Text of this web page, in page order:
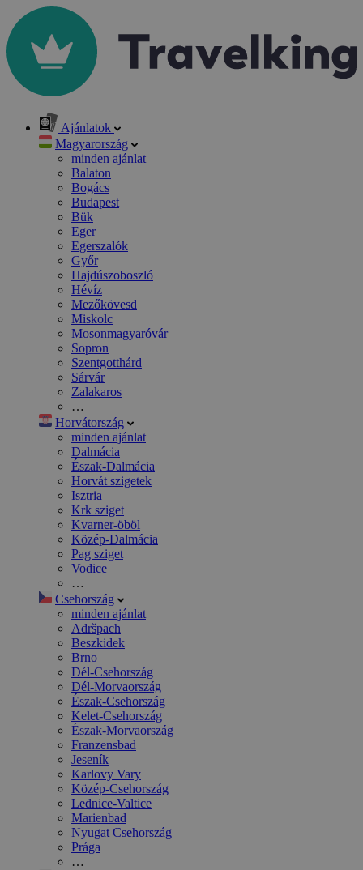
Ajánlatok
Magyarország
minden ajánlat
Balaton
Bogács
Budapest
Bük
Eger
Egerszalók
Győr
Hajdúszoboszló
Hévíz
Mezőkövesd
Miskolc
Mosonmagyaróvár
Sopron
Szentgotthárd
Sárvár
Zalakaros
…
Horvátország
minden ajánlat
Dalmácia
Észak-Dalmácia
Horvát szigetek
Isztria
Krk sziget
Kvarner-öböl
Közép-Dalmácia
Pag sziget
Vodice
…
Csehország
minden ajánlat
Adršpach
Beszkidek
Brno
Dél-Csehország
Dél-Morvaország
Észak-Csehország
Kelet-Csehország
Észak-Morvaország
Franzensbad
Jeseník
Karlovy Vary
Közép-Csehország
Lednice-Valtice
Marienbad
Nyugat Csehország
Prága
…